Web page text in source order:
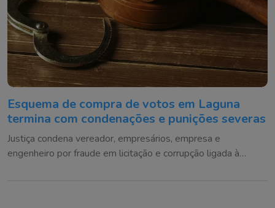
Esquema de compra de votos em Laguna
termina com condenações e punições severas
Justiça condena vereador, empresários, empresa e
engenheiro por fraude em licitação e corrupção ligada à